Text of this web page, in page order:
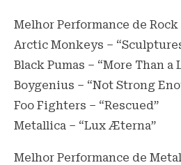
Melhor Performance de Rock
Arctic Monkeys –
Black Pumas – “More Than a
Boygenius – “Not Strong
Foo Fighters – “Rescued”
Metallica – “Lux Æterna”
Melhor Performance de Metal